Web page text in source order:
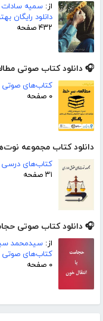
از: سمیه
دانلود رایگان
۴۳۲ صفحه
🎧 دانلود کتاب صوتی
کتاب‌های صوتی
۰ صفحه
دانلود کتاب مجموعه
کتاب‌های درسی
۳۱ صفحه
🎧 دانلود کتاب صوتی
از: سیدمحمد
کتاب‌های صوتی
۰ صفحه